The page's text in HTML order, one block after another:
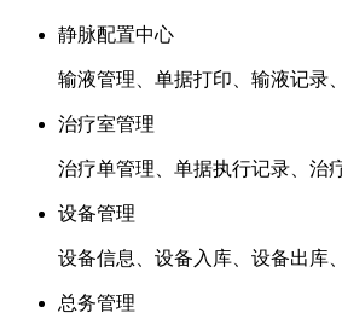
静脉配置中心
输液管理、单据打印、输液记录
治疗室管理
治疗单管理、单据执行记录、治
设备管理
设备信息、设备入库、设备出库
总务管理